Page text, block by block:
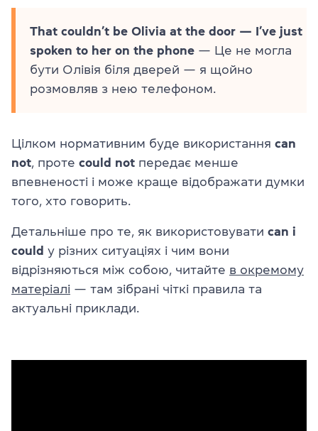
That couldn’t be Olivia at the door — I’ve just
spoken to her on the phone — Це не могла
бути Олівія біля дверей — я щойно
розмовляв з нею телефоном.
Цілком нормативним буде використання can
not, проте could not передає менше
впевненості і може краще відображати думки
того, хто говорить.
Детальніше про те, як використовувати can і
could у різних ситуаціях і чим вони
відрізняються між собою, читайте в окремому
матеріалі — там зібрані чіткі правила та
актуальні приклади.